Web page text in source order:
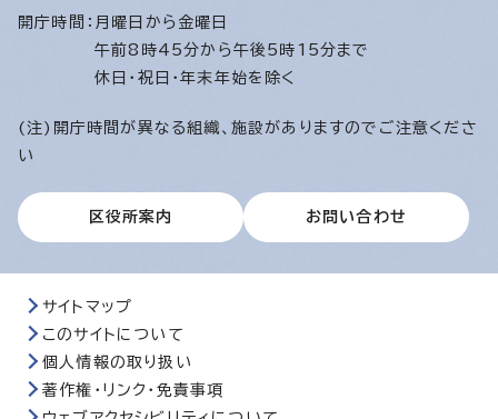
開庁時間： 月曜日から金曜日
午前8時45分から午後5時15分まで
休日・祝日・年末年始を除く
(注)開庁時間が異なる組織、施設がありますのでご注意くださ
い
区役所案内 お問い合わせ
サイトマップ
このサイトについて
個人情報の取り扱い
著作権・リンク・免責事項